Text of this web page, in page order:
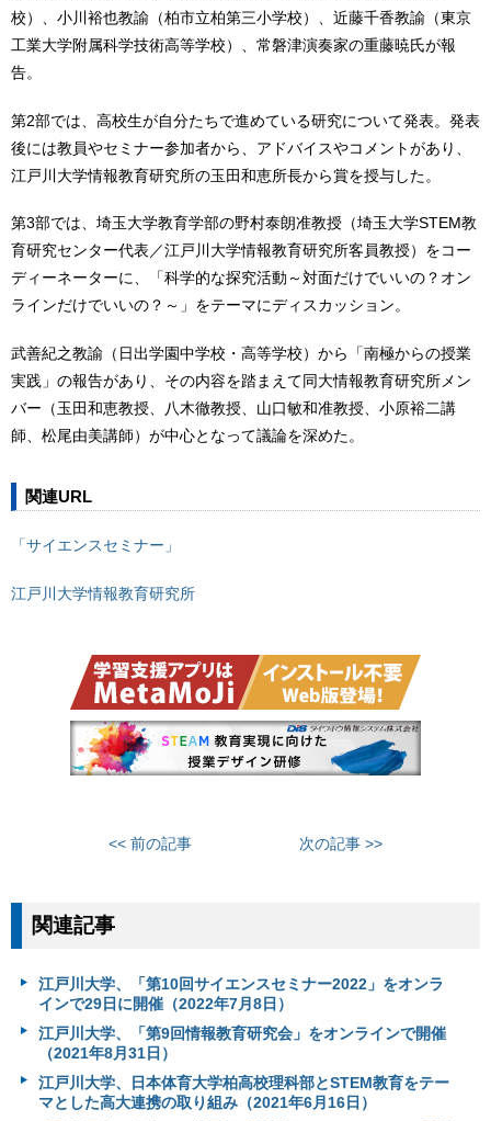
校）、小川裕也教諭（柏市立柏第三小学校）、近藤千香教諭（東京
工業大学附属科学技術高等学校）、常磐津演奏家の重藤暁氏が報
告。
第2部では、高校生が自分たちで進めている研究について発表。発表
後には教員やセミナー参加者から、アドバイスやコメントがあり、
江戸川大学情報教育研究所の玉田和恵所長から賞を授与した。
第3部では、埼玉大学教育学部の野村泰朗准教授（埼玉大学STEM教
育研究センター代表／江戸川大学情報教育研究所客員教授）をコー
ディーネーターに、「科学的な探究活動～対面だけでいいの？オン
ラインだけでいいの？～」をテーマにディスカッション。
武善紀之教諭（日出学園中学校・高等学校）から「南極からの授業
実践」の報告があり、その内容を踏まえて同大情報教育研究所メン
バー（玉田和恵教授、八木徹教授、山口敏和准教授、小原裕二講
師、松尾由美講師）が中心となって議論を深めた。
関連URL
「サイエンスセミナー」
江戸川大学情報教育研究所
<< 前の記事 次の記事 >>
関連記事
江戸川大学、「第10回サイエンスセミナー2022」をオンラ
インで29日に開催（2022年7月8日）
江戸川大学、「第9回情報教育研究会」をオンラインで開催
（2021年8月31日）
江戸川大学、日本体育大学柏高校理科部とSTEM教育をテー
マとした高大連携の取り組み（2021年6月16日）